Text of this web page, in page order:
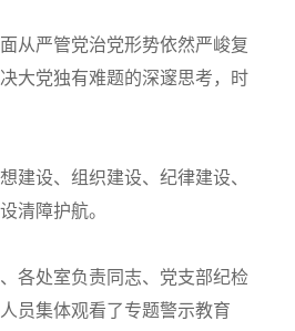
从严管党治党形势依然严峻复
大党独有难题的深邃思考，时
设、组织建设、纪律建设、
清障护航。
各处室负责同志、党支部纪检
员集体观看了专题警示教育